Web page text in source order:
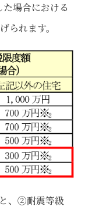
場合における
れます。
、②耐震等級